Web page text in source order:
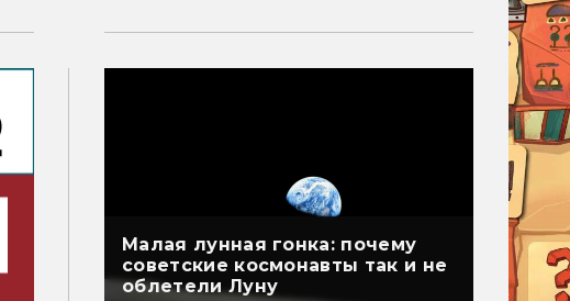
Малая лунная гонка: почему
советские космонавты так и не
облетели Луну